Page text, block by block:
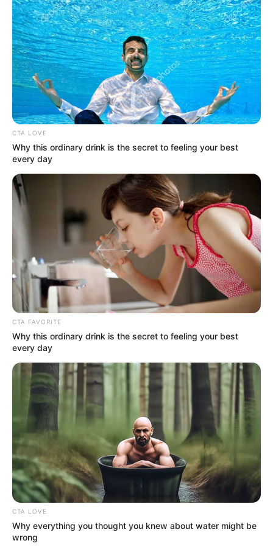
ώρα από Χαλκίδα – Υπερβολή ή όχι;
Θλίψη στην Εύβοια για γυναίκα
Ακολουθήστε το evianews.com στοGoogle
News
ΤΑ ΠΙΟ ΔΗΜΟΦΙΛΗ
CTA LOVE
Why this ordinary drink is the secret to feeling your best
every day
CTA FAVORITE
Why this ordinary drink is the secret to feeling your best
every day
CTA LOVE
Why everything you thought you knew about water might be
wrong